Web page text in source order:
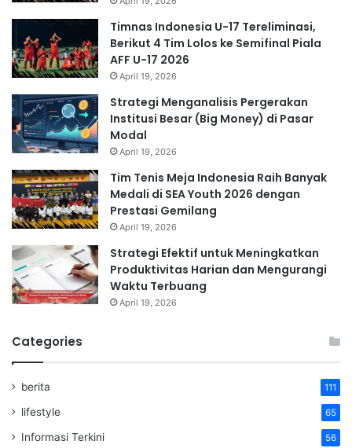
Timnas Indonesia U-17 Tereliminasi,
Berikut 4 Tim Lolos ke Semifinal Piala
AFF U-17 2026
April 19, 2026
Strategi Menganalisis Pergerakan
Institusi Besar (Big Money) di Pasar
Modal
April 19, 2026
Tim Tenis Meja Indonesia Raih Banyak
Medali di SEA Youth 2026 dengan
Prestasi Gemilang
April 19, 2026
Strategi Efektif untuk Meningkatkan
Produktivitas Harian dan Mengurangi
Waktu Terbuang
April 19, 2026
Categories
berita 111
lifestyle 65
Informasi Terkini 56